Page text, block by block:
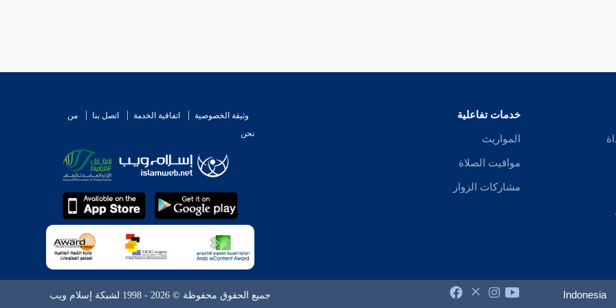
خدمات تفاعلية
المواريث
مواقيت الصلاة
مشاركات الزوار
وثيقة الخصوصية اتفاقية الخدمة اتصل بنا
من
نحن
Indonesia جميع الحقوق محفوظة © 2026 - 1998 لشبكة إسلام ويب